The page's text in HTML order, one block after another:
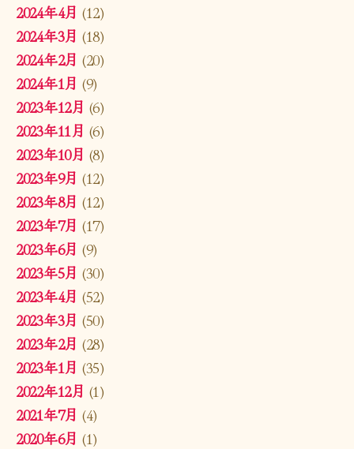
2024年4月 (12)
2024年3月 (18)
2024年2月 (20)
2024年1月 (9)
2023年12月 (6)
2023年11月 (6)
2023年10月 (8)
2023年9月 (12)
2023年8月 (12)
2023年7月 (17)
2023年6月 (9)
2023年5月 (30)
2023年4月 (52)
2023年3月 (50)
2023年2月 (28)
2023年1月 (35)
2022年12月 (1)
2021年7月 (4)
2020年6月 (1)